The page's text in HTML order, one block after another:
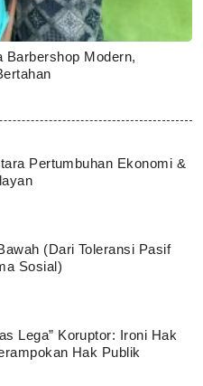
Barbershop Modern,
Pertumbuhan Ekonomi &
(Dari Toleransi Pasif
Sosial)
Lega” Koruptor: Ironi Hak
Hak Publik